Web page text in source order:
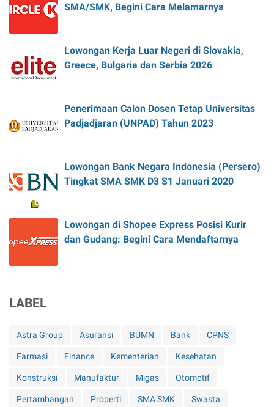
SMA/SMK, Begini Cara Melamarnya
Lowongan Kerja Luar Negeri di Slovakia,
Greece, Bulgaria dan Serbia 2026
Penerimaan Calon Dosen Tetap Universitas
Padjadjaran (UNPAD) Tahun 2023
Lowongan Bank Negara Indonesia (Persero)
Tingkat SMA SMK D3 S1 Januari 2020
Lowongan di Shopee Express Posisi Kurir
dan Gudang: Begini Cara Mendaftarnya
LABEL
Astra Group Asuransi BUMN Bank CPNS
Farmasi Finance Kementerian Kesehatan
Konstruksi Manufaktur Migas Otomotif
Pertambangan Properti SMA SMK Swasta